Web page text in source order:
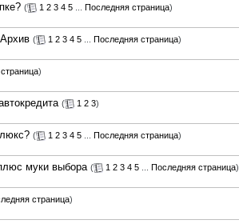
( 1 2 3 4 5 Последняя страница)
( 1 2 3 4 5 Последняя страница)
)
( 1 2 3)
( 1 2 3 4 5 Последняя страница)
муки выбора ( 1 2 3 4 5 Последняя страница)
страница)